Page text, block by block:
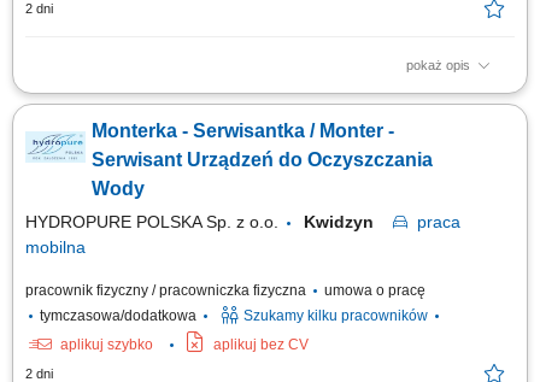
2 dni
pokaż opis
Zadania w pracy: Instalacje systemów filtracji wody, Bieżąca obsługa
Monterka - Serwisantka / Monter -
Serwisant Urządzeń do Oczyszczania
Wody
HYDROPURE POLSKA Sp. z o.o. Kwidzyn
praca
mobilna
pracownik fizyczny / pracowniczka fizyczna
umowa o pracę
tymczasowa/dodatkowa
Szukamy kilku pracowników
aplikuj szybko
aplikuj bez CV
2 dni